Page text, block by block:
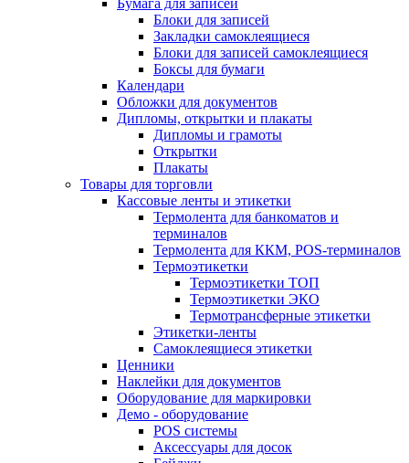
Бумага для записей
Блоки для записей
Закладки самоклеящиеся
Блоки для записей самоклеящиеся
Боксы для бумаги
Календари
Обложки для документов
Дипломы, открытки и плакаты
Дипломы и грамоты
Открытки
Плакаты
Товары для торговли
Кассовые ленты и этикетки
Термолента для банкоматов и
терминалов
Термолента для ККМ, POS-терминалов
Термоэтикетки
Термоэтикетки ТОП
Термоэтикетки ЭКО
Термотрансферные этикетки
Этикетки-ленты
Самоклеящиеся этикетки
Ценники
Наклейки для документов
Оборудование для маркировки
Демо - оборудование
POS системы
Аксессуары для досок